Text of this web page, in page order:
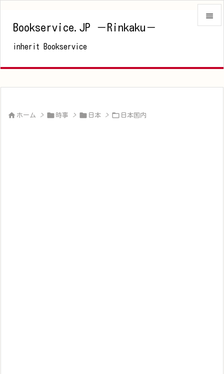
Bookservice.JP －Rinkaku－
inherit Bookservice


 ホーム >  時事 >  日本 >  日本国内